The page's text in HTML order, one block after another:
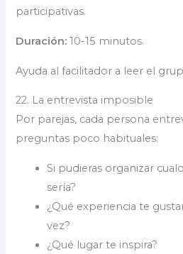
participativas.
Duración: 10-15 minutos.
Ayuda al facilitador a leer el
22. La entrevista imposible
Por parejas, cada persona
preguntas poco habituales:
Si pudieras organizar
sería?
¿Qué experiencia te
vez?
¿Qué lugar te inspira?